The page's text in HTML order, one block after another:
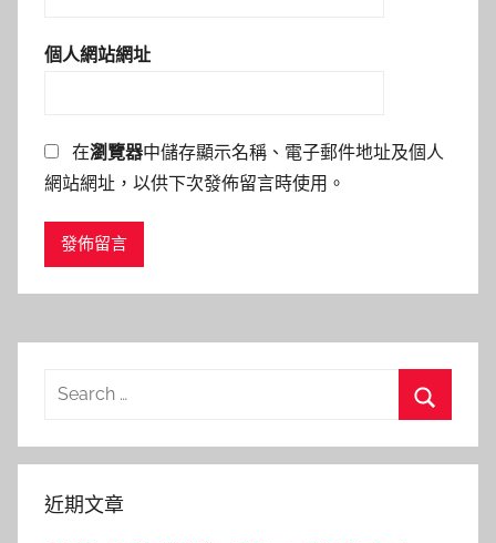
個人網站網址
在瀏覽器中儲存顯示名稱、電子郵件地址及個人
網站網址，以供下次發佈留言時使用。
Search
近期文章